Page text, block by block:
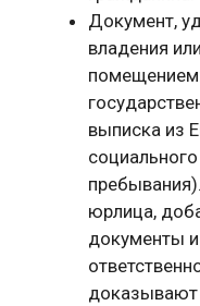
Документ,
владения
выписка из
юрлица,
документы и
доказывают